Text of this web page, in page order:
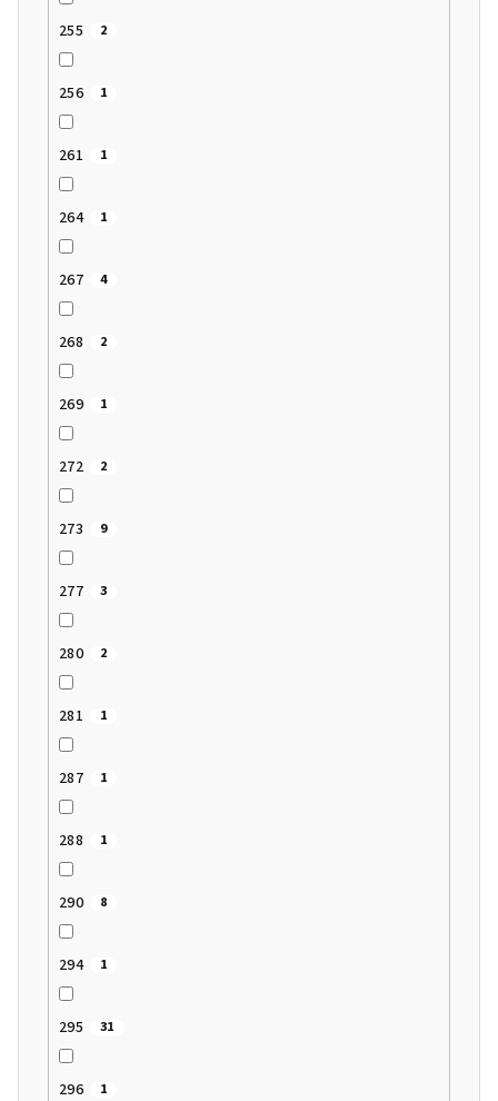
255 2
256 1
261 1
264 1
267 4
268 2
269 1
272 2
273 9
277 3
280 2
281 1
287 1
288 1
290 8
294 1
295 31
296 1